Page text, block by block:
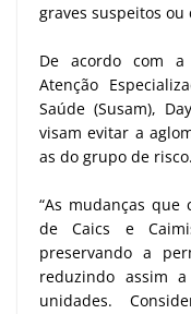
graves suspeitos ou
De acordo com a
Atenção
Saúde (Susam),
visam evitar a
as do grupo de risco.
“As mudanças que
de Caics e
preservando a
reduzindo assim a
unidades.